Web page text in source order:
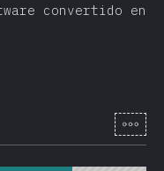
convertido en
completado: 95.7
[gl-